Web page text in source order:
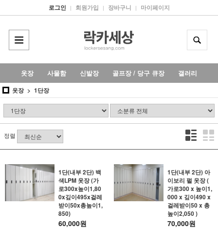
로그인 | 회원가입 | 장바구니 | 마이페이지
옷장 사물함 신발장 골프장 / 당구 큐장 갤러리
옷장 1단장
정렬
1단(내부 2단) 백
색LPM 옷장 (가
로300x높이1,80
0x깊이495x걸레
받이50x총높이1,
850)
60,000원
1단(내부 2단) 아
이보리 펄 옷장 (
가로300 x 높이1,
000 x 깊이490 x
걸레받이50 x 총
높이2,050 )
70,000원